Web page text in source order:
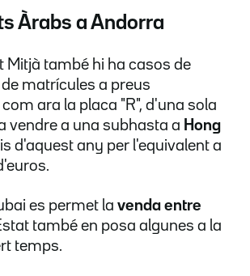
Àrabs a Andorra
Mitjà també hi ha casos de
matrícules a preus
ara la placa "R", d'una sola
vendre a una subhasta a Hong
d'aquest any per l'equivalent a
es permet la venda entre
també en posa algunes a la
temps.